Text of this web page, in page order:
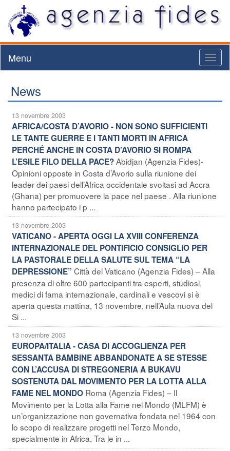
Menu
News
13 novembre 2003
AFRICA/COSTA D’AVORIO - NON SONO SUFFICIENTI
LE TANTE GUERRE E I TANTI MORTI IN AFRICA
PERCHÉ ANCHE IN COSTA D’AVORIO SI ROMPA
L’ESILE FILO DELLA PACE?Abidjan (Agenzia Fides)-
Opinioni opposte in Costa d’Avorio sulla riunione dei
leader dei paesi dell’Africa occidentale svoltasi ad Accra
(Ghana) per promuovere la pace nel paese . Alla riunione
hanno partecipato i p ...
13 novembre 2003
VATICANO - APERTA OGGI LA XVIII CONFERENZA
INTERNAZIONALE DEL PONTIFICIO CONSIGLIO PER
LA PASTORALE DELLA SALUTE SUL TEMA “LA
DEPRESSIONE” Città del Vaticano (Agenzia Fides) – Alla
presenza di oltre 600 partecipanti tra esperti, studiosi,
medici di fama internazionale, cardinali e vescovi si è
aperta questa mattina, 13 novembre, nell’Aula nuova del
Si ...
13 novembre 2003
EUROPA/ITALIA - CASA DI ACCOGLIENZA PER
SESSANTA BAMBINE ABBANDONATE A SE STESSE
CON L’ACCUSA DI STREGONERIA A BUKAVU
SOSTENUTA DAL MOVIMENTO PER LA LOTTA ALLA
FAME NEL MONDO Roma (Agenzia Fides) – Il
Movimento per la Lotta alla Fame nel Mondo (MLFM) è
un’organizzazione non governativa fondata nel 1964 con
lo scopo di realizzare progetti nel Terzo Mondo,
specialmente in Africa. Tra le in ...